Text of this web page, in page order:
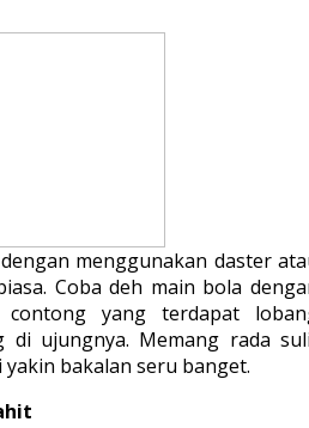
menggunakan daster
Coba deh main bola
contong yang terdapat
di ujungnya. Memang rada
bakalan seru banget.